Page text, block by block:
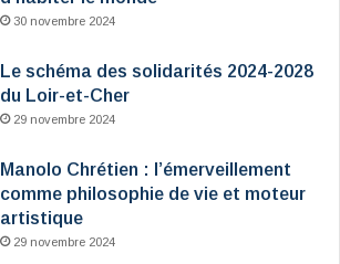
30 novembre 2024
Le schéma des solidarités 2024-2028
du Loir-et-Cher
29 novembre 2024
Manolo Chrétien : l’émerveillement
comme philosophie de vie et moteur
artistique
29 novembre 2024